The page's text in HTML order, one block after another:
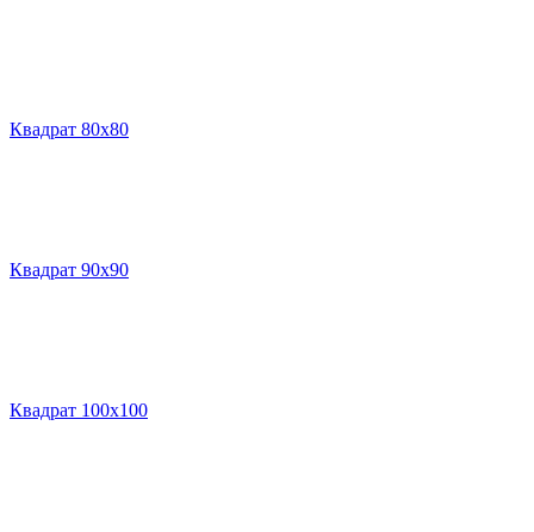
Квадрат 80х80
Квадрат 90х90
Квадрат 100х100